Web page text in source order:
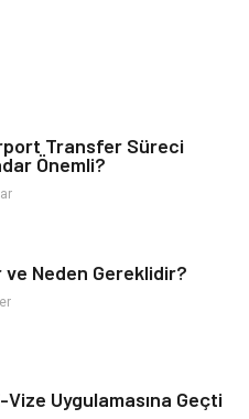
Seo Teknikleri
Transfer Süreci
Önemli?
ve Neden Gereklidir?
Uygulamasına Geçti